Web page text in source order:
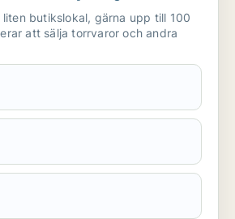
butikslokal, gärna upp till 100
att sälja torrvaror och andra